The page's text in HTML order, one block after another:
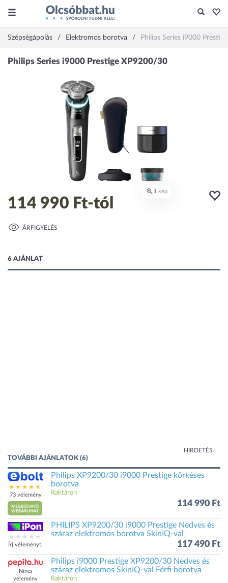
Szépségápolás Elektromos borotva Philips Series i9000
114 990 Ft-tól
ÁRFIGYELÉS
6 AJÁNLAT
HIRDETÉS
TOVÁBBI AJÁNLATOK (6)
73 vélemény
Philips XP9200/30 i9000 Prestige körkéses
borotva
Raktáron
114 990 Ft
Írj véleményt!
PHILIPS XP9200/30 i9000 Prestige Nedves és
száraz elektromos borotva SkinIQ-val
117 490 Ft
Nincs
vélemény
Philips i9000 Prestige XP9200/30 Nedves és
száraz elektromos SkinIQ-val Férfi borotva
Raktáron